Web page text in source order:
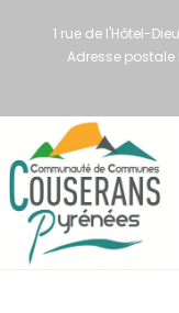
content1 rue de l'Hôtel-
Adresse postale